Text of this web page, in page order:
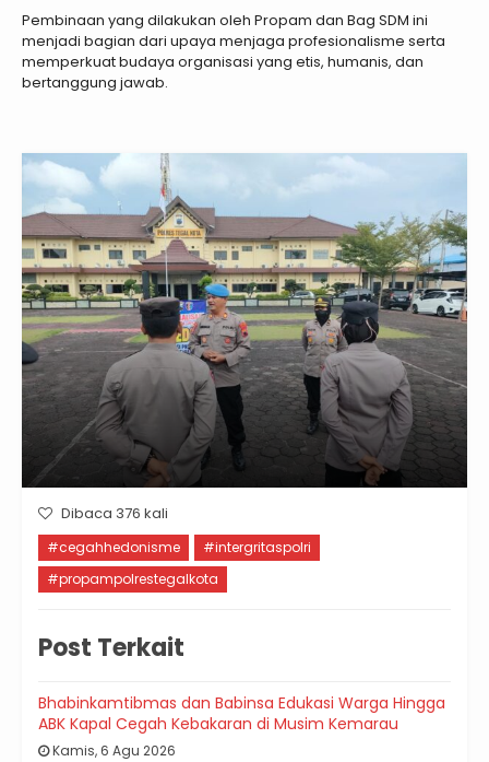
Pembinaan yang dilakukan oleh Propam dan Bag SDM ini
menjadi bagian dari upaya menjaga profesionalisme serta
memperkuat budaya organisasi yang etis, humanis, dan
bertanggung jawab.
Dibaca 376 kali
#cegahhedonisme
#intergritaspolri
#propampolrestegalkota
Post Terkait
Bhabinkamtibmas dan Babinsa Edukasi Warga Hingga
ABK Kapal Cegah Kebakaran di Musim Kemarau
Kamis, 6 Agu 2026